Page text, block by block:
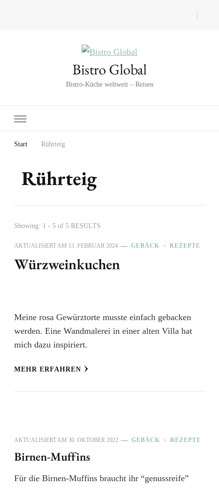
Bistro Global
Bistro-Küche weltweit – Reisen
Start Rührteig
Rührteig
Showing: 1 - 5 of 5 RESULTS
AKTUALISIERT AM 13. FEBRUAR 2024 GEBÄCK REZEPTE
Würzweinkuchen
Meine rosa Gewürztorte musste einfach gebacken
werden. Eine Wandmalerei in einer alten Villa hat
mich dazu inspiriert.
MEHR ERFAHREN
AKTUALISIERT AM 30. OKTOBER 2022 GEBÄCK REZEPTE
Birnen-Muffins
Für die Birnen-Muffins braucht ihr “genussreife”